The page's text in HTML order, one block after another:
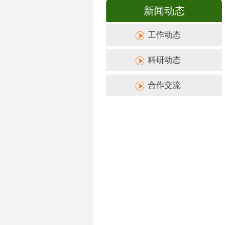
新闻动态
工作动态
科研动态
合作交流